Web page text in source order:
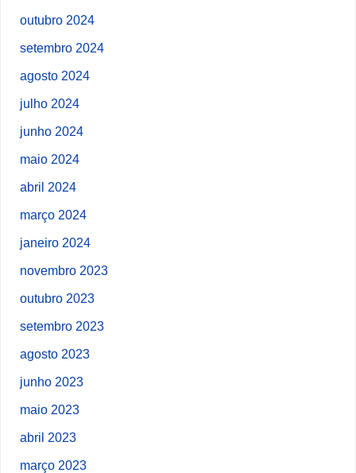
outubro 2024
setembro 2024
agosto 2024
julho 2024
junho 2024
maio 2024
abril 2024
março 2024
janeiro 2024
novembro 2023
outubro 2023
setembro 2023
agosto 2023
junho 2023
maio 2023
abril 2023
março 2023